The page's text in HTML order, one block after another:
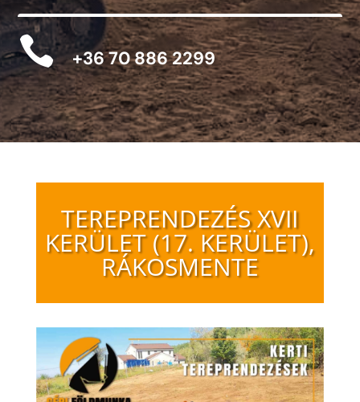
 +36 70 886 2299
TEREPRENDEZÉS XVII
KERÜLET (17. KERÜLET),
RÁKOSMENTE